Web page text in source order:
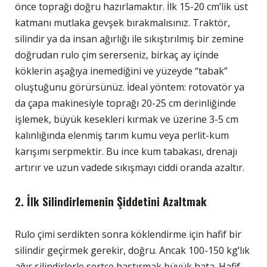
önce toprağı doğru hazırlamaktır. İlk 15-20 cm’lik üst
katmanı mutlaka gevşek bırakmalısınız. Traktör,
silindir ya da insan ağırlığı ile sıkıştırılmış bir zemine
doğrudan rulo çim sererseniz, birkaç ay içinde
köklerin aşağıya inemediğini ve yüzeyde “tabak”
oluştuğunu görürsünüz. İdeal yöntem: rotovatör ya
da çapa makinesiyle toprağı 20-25 cm derinliğinde
işlemek, büyük kesekleri kırmak ve üzerine 3-5 cm
kalınlığında elenmiş tarım kumu veya perlit-kum
karışımı serpmektir. Bu ince kum tabakası, drenajı
artırır ve uzun vadede sıkışmayı ciddi oranda azaltır.
2. İlk Silindirlemenin Şiddetini Azaltmak
Rulo çimi serdikten sonra köklendirme için hafif bir
silindir geçirmek gerekir, doğru. Ancak 100-150 kg’lık